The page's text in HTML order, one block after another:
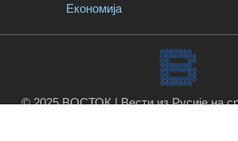
Економија
© 2025 ВОСТОК | Вести из Русије на